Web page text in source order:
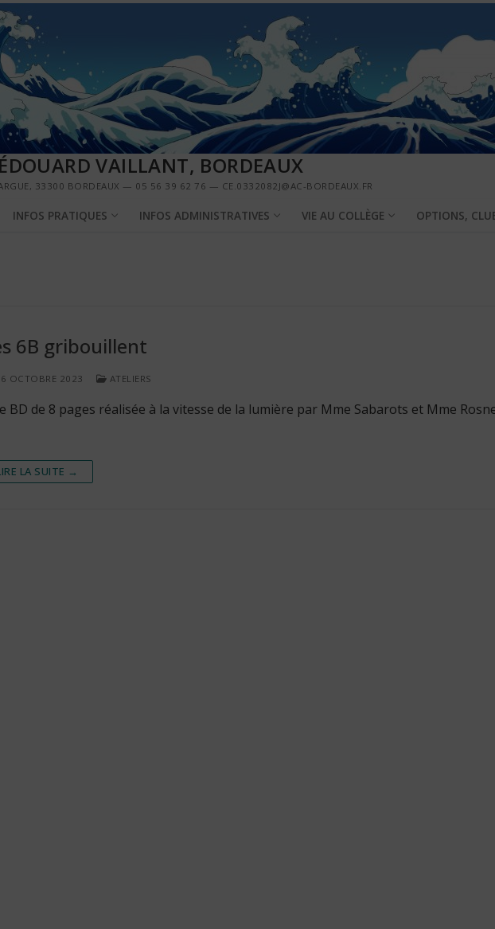
VAILLANT, BORDEAUX
33300 BORDEAUX — 05 56 39 62 76 — CE.0332082J@AC-BORDEAUX.FR
INFOS PRATIQUES INFOS ADMINISTRATIVES VIE AU COLLÈGE OPTIONS,
6B gribouillent
OCTOBRE 2023 ATELIERS
BD de 8 pages réalisée à la vitesse de la lumière par Mme Sabarots et Mme
LA SUITE →